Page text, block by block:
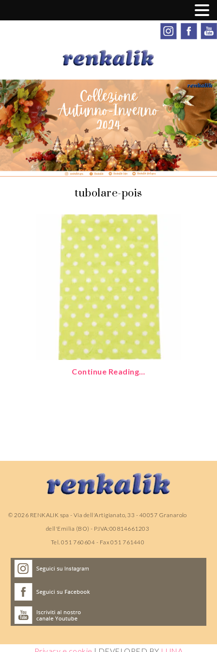
tubolare-pois
Continue Reading…
© 2026 RENKALIK spa - Via dell'Artigianato, 33 - 40057 Granarolo
dell'Emilia (BO) - P.IVA:00814661203
Tel. 051 760604 - Fax 051 761440